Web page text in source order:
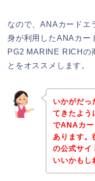
なので、ANAカードエ
身が利用したANAカー
PG2 MARINE RICHの
とをオススメします。
いかがだっ
てきたよ
でANAカー
あります
の公式サイ
いいかもし